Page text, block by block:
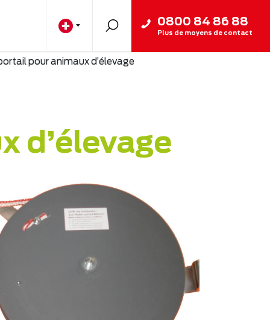
0800 84 86 88
Plus de moyens de contact
pour animaux d’élevage
d’élevage